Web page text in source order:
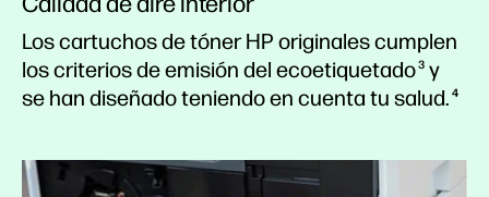
Los cartuchos de tóner HP originales cumplen
los criterios de emisión del ecoetiquetado3 y
se han diseñado teniendo en cuenta tu salud. 4